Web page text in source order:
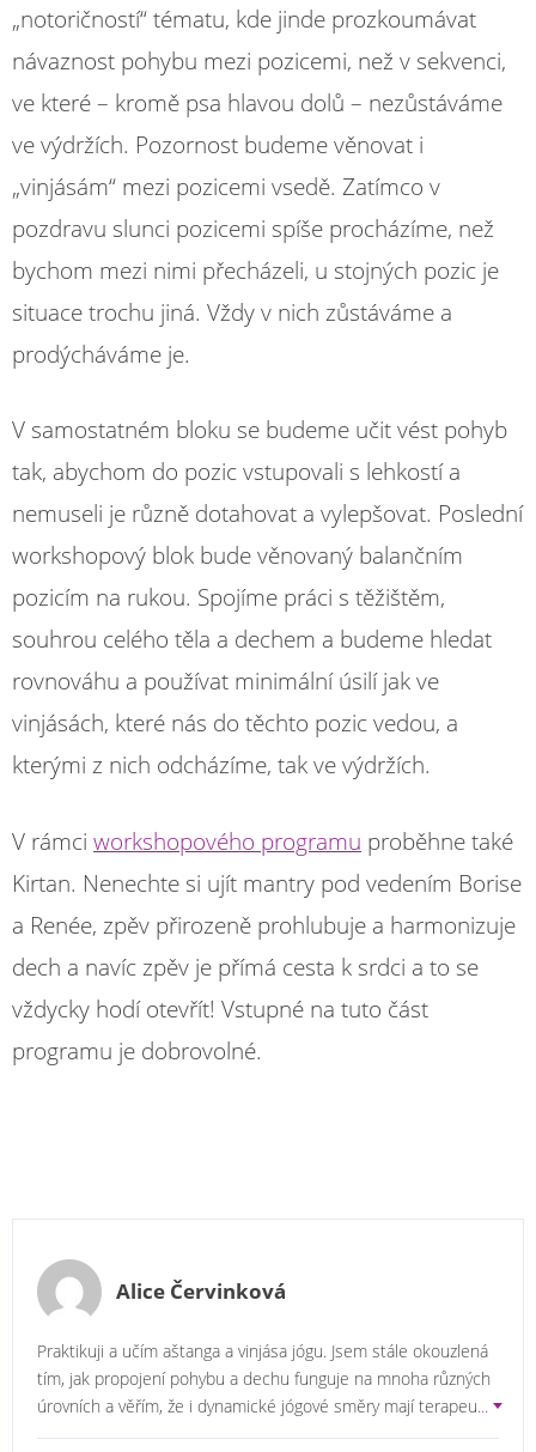
„notoričností“ tématu, kde jinde prozkoumávat
návaznost pohybu mezi pozicemi, než v sekvenci,
ve které – kromě psa hlavou dolů – nezůstáváme
ve výdržích. Pozornost budeme věnovat i
„vinjásám“ mezi pozicemi vsedě. Zatímco v
pozdravu slunci pozicemi spíše procházíme, než
bychom mezi nimi přecházeli, u stojných pozic je
situace trochu jiná. Vždy v nich zůstáváme a
prodýcháváme je.
V samostatném bloku se budeme učit vést pohyb
tak, abychom do pozic vstupovali s lehkostí a
nemuseli je různě dotahovat a vylepšovat. Poslední
workshopový blok bude věnovaný balančním
pozicím na rukou. Spojíme práci s těžištěm,
souhrou celého těla a dechem a budeme hledat
rovnováhu a používat minimální úsilí jak ve
vinjásách, které nás do těchto pozic vedou, a
kterými z nich odcházíme, tak ve výdržích.
V rámci workshopového programu proběhne také
Kirtan. Nenechte si ujít mantry pod vedením Borise
a Renée, zpěv přirozeně prohlubuje a harmonizuje
dech a navíc zpěv je přímá cesta k srdci a to se
vždycky hodí otevřít! Vstupné na tuto část
programu je dobrovolné.
Alice Červinková
Praktikuji a učím aštanga a vinjása jógu. Jsem stále okouzlená
tím, jak propojení pohybu a dechu funguje na mnoha různých
úrovních a věřím, že i dynamické jógové směry mají terapeu...